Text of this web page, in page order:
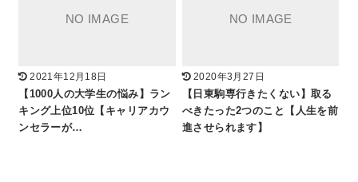
2021年12月18日
【1000人の大学生の悩み】ラン
キング上位10位【キャリアカウ
ンセラーが…
2020年3月27日
【日東駒専行きたくない】取る
べきたった2つのこと【人生を前
進させられます】